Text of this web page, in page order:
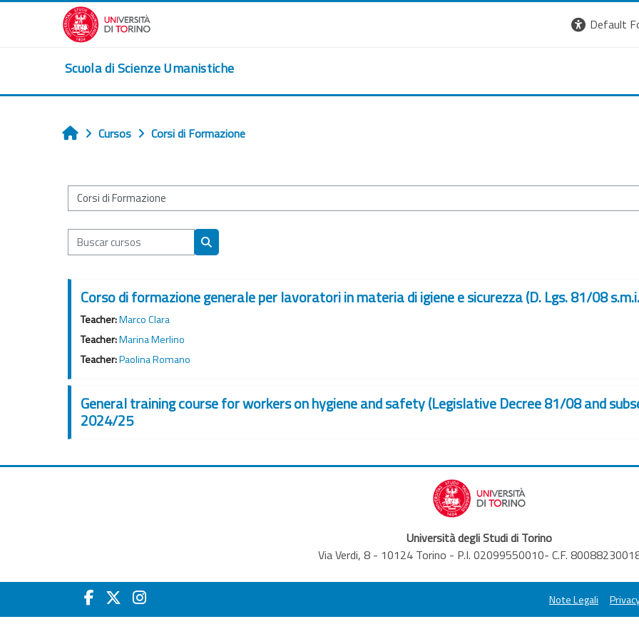
Salta al contenido principal
Default
Scuola di Scienze Umanistiche
Inicio
Cursos Corsi di Formazione
Categorías
Buscar cursos
Buscar cursos
Corso di formazione generale per lavoratori in materia di igiene e sicurezza (D. Lgs. 81/08
Teacher:Marco Clara
Teacher:Marina Merlino
Teacher:Paolina Romano
General training course for workers on hygiene and safety (Legislative Decree 81/08 and
2024/25
Università degli Studi di Torino
Via Verdi, 8 - 10124 Torino - P.I. 02099550010- C.F.
Note Legali